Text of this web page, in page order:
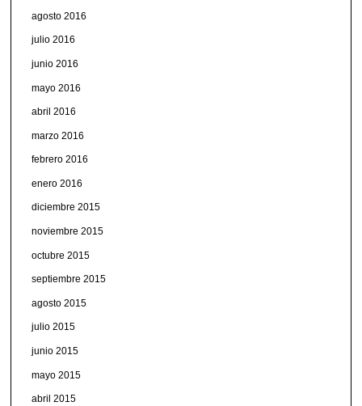
agosto 2016
julio 2016
junio 2016
mayo 2016
abril 2016
marzo 2016
febrero 2016
enero 2016
diciembre 2015
noviembre 2015
octubre 2015
septiembre 2015
agosto 2015
julio 2015
junio 2015
mayo 2015
abril 2015